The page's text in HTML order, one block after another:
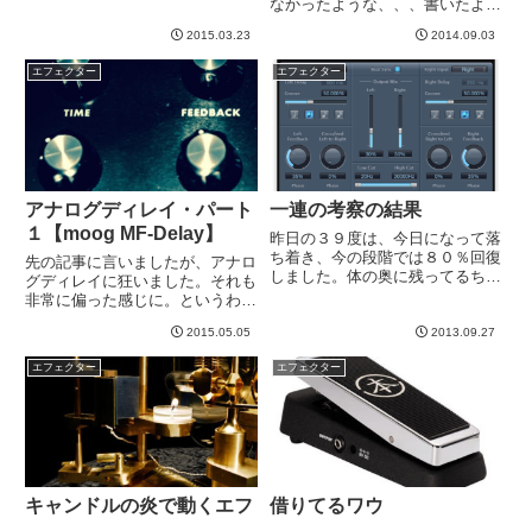
れは、コピーバンドやってて、曲
時！これが発生すると、一気に興
味がでてきて、ぐわーーっと調べ
2015.03.23
なかったような、、、書いたよう
は、モジュレーション、ディレ
イ、リバーブ等のコンパクトマル
チ、とでも言うのでしょうか。こ
れ一台で、コーラスにも、フェ
イ...
2014.09.03
エフェクター
アナログディレイ・パート
１【moog MF-Delay】
先の記事に言いましたが、アナロ
グディレイに狂いました。それも
非常に偏った感じに。というわけ
moogのMF Delayです。moogと
いえば、アナログシンセサイザー
の名機を生み出した偉大なるメー
カーです。そのmoo...
2015.05.05
エフェクター
一連の考察の結果
昨日の３９度は、今日になって落
ち着き、今の段階では８０％回復
しました。体の奥に残ってるちょ
っと治ってるでしょう＾＾さて、
ギターペダルをDAWの外部エフ
ェクトとしてつかう一連の実験
を...
2013.09.27
エフェクター
キャンドルの炎で動くエフ
エフェクター
借りてるワウ